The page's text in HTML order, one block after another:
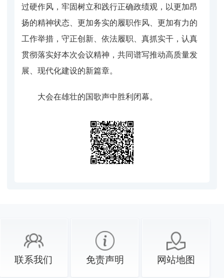
过硬作风，牢固树立和践行正确政绩观，以更加昂
扬的精神状态、更加务实的履职作风、更加有力的
工作举措，守正创新、依法履职、真抓实干，认真
贯彻落实好本次会议精神，共同谱写推动高质量发
展、现代化建设的新篇章。
大会在雄壮的国歌声中胜利闭幕。
联系我们 免责声明 网站地图